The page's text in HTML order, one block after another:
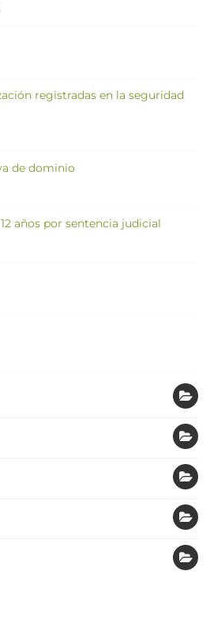
registradas en la seguridad
de dominio
años por sentencia judicial